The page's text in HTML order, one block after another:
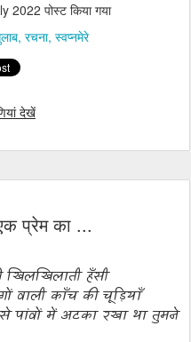
2022 पोस्ट किया गया
रचना स्वप्नमेरे
देखें
प्रेम का ...
खिलखिलाती हँसी
वाली काँच की चूड़ियाँ
पांवों में अटका रखा था तुमने